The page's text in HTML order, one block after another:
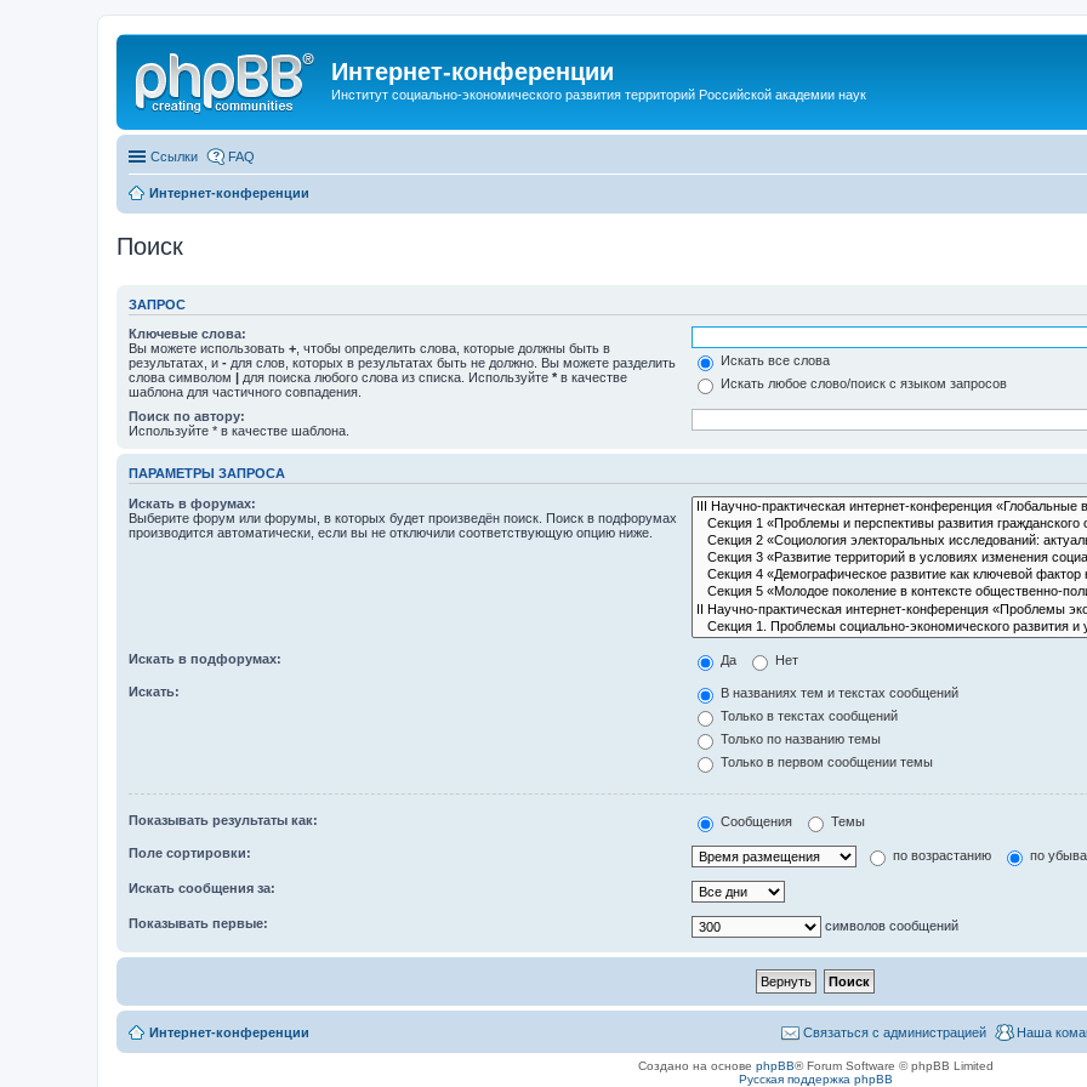
Интернет-конференции
Институт социально-экономического развития территорий Российской академии наук
Ссылки FAQ
Интернет-конференции
Поиск
ЗАПРОС
Ключевые слова:
Вы можете использовать + , чтобы определить слова, которые должны быть в
результатах, и - для слов, которых в результатах быть не должно. Вы можете разделить
слова символом | для поиска любого слова из списка. Используйте * в качестве
шаблона для частичного совпадения.
Искать все слова
Искать любое слово/поиск с языком запросов
Поиск по автору:
Используйте * в качестве шаблона.
ПАРАМЕТРЫ ЗАПРОСА
Искать в форумах:
Выберите форум или форумы, в которых будет произведён поиск. Поиск в подфорумах
производится автоматически, если вы не отключили соответствующую опцию ниже.
Искать в подфорумах: Да Нет
Искать:
В названиях тем и текстах сообщений
Только в текстах сообщений
Только по названию темы
Только в первом сообщении темы
Показывать результаты как: Сообщения Темы
Поле сортировки: по возрастанию по
Искать сообщения за:
Показывать первые: символов сообщений
Интернет-конференции Наша
Связаться с администрацией
Создано на основе phpBB® Forum Software © phpBB Limited
Русская поддержка phpBB